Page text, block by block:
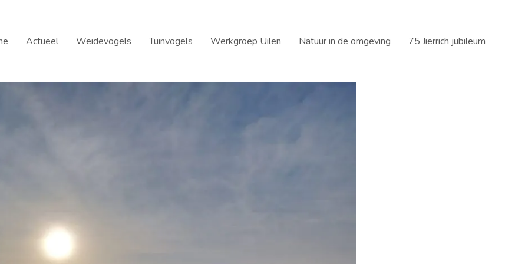
Actueel Weidevogels Tuinvogels Werkgroep Uilen Natuur in de omgeving 75 Jierrich jubileum